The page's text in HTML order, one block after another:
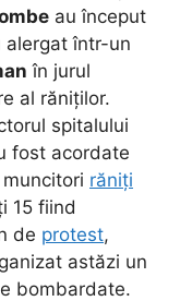
au început
alergat într-un
în jurul
al răniților.
spitalului
fost acordate
răniți
15 fiind
de protest,
astăzi un
bombardate.